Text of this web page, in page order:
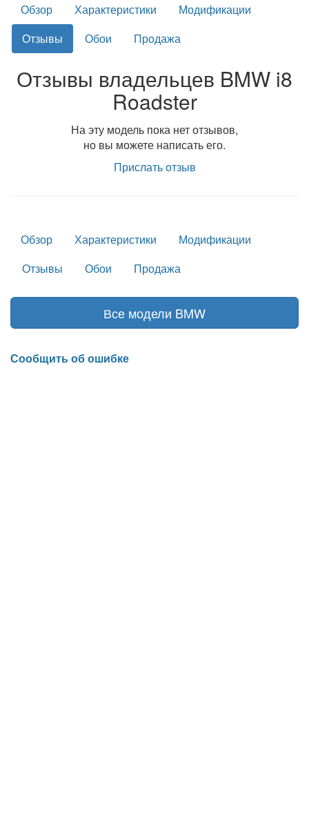
Обзор Характеристики
Модификации
Отзывы
Обои Продажа
Отзывы владельцев BMW i8
Roadster
На эту модель пока нет отзывов,
но вы можете написать его.
Прислать отзыв
Обзор Характеристики
Модификации
Отзывы
Обои Продажа
Все модели BMW
Сообщить об ошибке